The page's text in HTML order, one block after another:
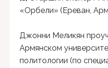
«Орбели» (Ереван,
Джонни Меликян
Армянском
политологии (по